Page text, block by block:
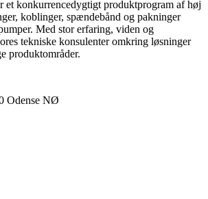
et konkurrencedygtigt produktprogram af høj
koblinger, spændebånd og pakninger
Med stor erfaring, viden og
tekniske konsulenter omkring løsninger
produktområder.
Odense NØ